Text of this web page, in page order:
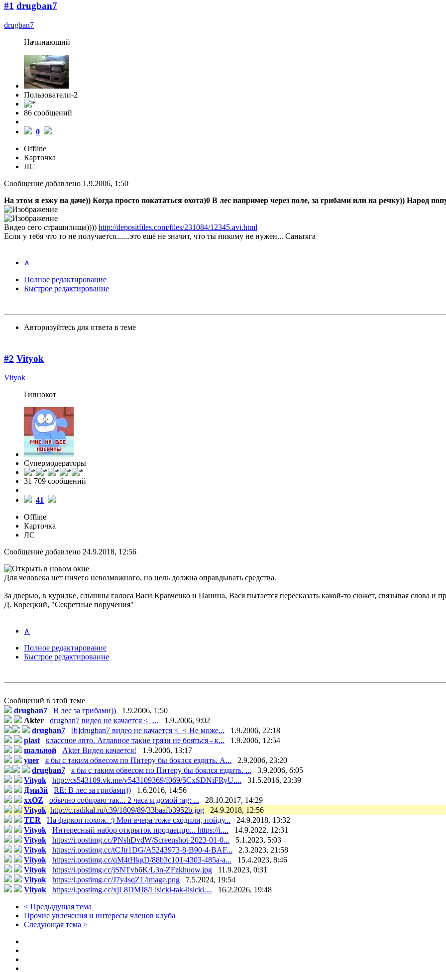
#1 drugban7
drugban7
Начинающий
Пользователи-2
86 cообщений
0
Offline
Карточка
ЛС
Сообщение добавлено 1.9.2006, 1:50
На этом я езжу на даче)) Когда просто покататься охота)0 В лес например через поле, за грибами или на речку)) Народ
Видео сего страшилища)))) http://depositfiles.com/files/231084/12345.avi.html
Если у тебя что то не получается.......это ещё не значит, что ты никому не нужен... Саньтяга
∧
Полное редактирование
Быстрое редактирование
Авторизуйтесь для ответа в теме
#2 Vityok
Vityok
Гипнокот
Супермодераторы
31 709 cообщений
41
Offline
Карточка
ЛС
Сообщение добавлено 24.9.2018, 12:56
Для человека нет ничего невозможного, но цель должна оправдывать средства.
За дверью, в курилке, слышны голоса Васи Кравченко и Панина, Вася пытается пересказать какой-то сюжет, связывая слова и
Д. Корецкий, "Секретные поручения"
∧
Полное редактирование
Быстрое редактирование
Сообщений в этой теме
drugban7
В лес за грибами))
1.9.2006, 1:50
Akter
drugban7 видео не качается <_...
1.9.2006, 9:02
drugban7
[b]drugban7 видео не качается <_< Не може...
1.9.2006, 22:18
plast
классное авто. Аглавное такие грязи не бояться - к...
1.9.2006, 12:54
шальной
Akter Видео качается!
1.9.2006, 13:17
yuer
я бы с таким обвесом по Питеру бы боялся ездить. А...
2.9.2006, 23:20
drugban7
я бы с таким обвесом по Питеру бы боялся ездить. ...
3.9.2006, 6:05
Vityok
http://cs543109.vk.me/v543109369/f069/5CxSDNiFRyU....
31.5.2016, 23:39
Дми3й
RE: В лес за грибами))
1.6.2016, 14:56
xxOZ
обычно собираю так... 2 часа и домой :ag: ...
28.10.2017, 14:29
Vityok http://c.radikal.ru/c39/1809/89/33baafb3952b.jpg
24.9.2018, 12:56
TER
На фаркоп похож. :) Мои вчера тоже сходили, пойду...
24.9.2018, 13:32
Vityok
Интересный набор открыток продаеццо... https://i....
14.9.2022, 12:31
Vityok
https://i.postimg.cc/PNshDvdW/Screenshot-2023-01-0...
5.1.2023, 5:03
Vityok
https://i.postimg.cc/tCJtr1DG/A5243973-8-B90-4-BAF...
2.3.2023, 21:58
Vityok
https://i.postimg.cc/qM4tHkgD/88b3c101-4303-485a-a...
15.4.2023, 8:46
Vityok
https://i.postimg.cc/jSNTvb6K/L3n-ZFzkhuow.jpg
11.9.2023, 0:31
Vityok
https://i.postimg.cc/J7y4sqZL/image.png
7.5.2024, 19:54
Vityok
https://i.postimg.cc/xjL8DMJ8/Lisicki-tak-lisicki....
16.2.2026, 19:48
< Предыдущая тема
Прочие увлечения и интересы членов клуба
Следующая тема >